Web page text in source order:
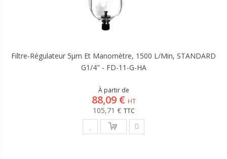
Filtre-Régulateur 5µm Et Manomètre, 1500 L/min, STANDARD
G1/4" - FD-11-G-HA
À partir de
105,71 €
88,09 €